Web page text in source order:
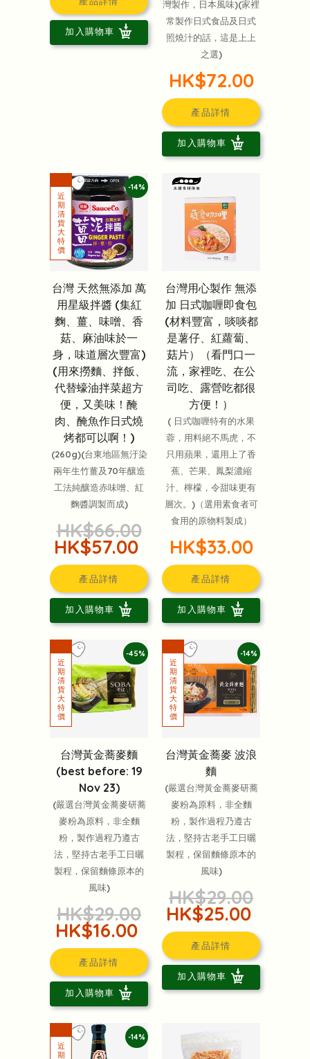
加入購物車
灣製作，日本風味)(家裡
常製作日式食品及日式
照燒汁的話，這是上上
之選)
HK$72.00
產品詳情
加入購物車
-14%
台灣 天然無添加 萬
用星級拌醬 (集紅
麴、薑、味噌、香
菇、麻油味於一
身，味道層次豐富)
(用來撈麵、拌飯、
代替蠔油拌菜超方
便，又美味！醃
肉、醃魚作日式燒
烤都可以啊！)
(260g)(台東地區無汙染
兩年生竹薑及70年釀造
工法純釀造赤味噌、紅
麴醬調製而成)
HK$66.00
HK$57.00
產品詳情
加入購物車
台灣用心製作 無添
加 日式咖喱即食包
(材料豐富，啖啖都
是薯仔、紅蘿蔔、
菇片）（看門口一
流，家裡吃、在公
司吃、露營吃都很
方便！）
( 日式咖喱特有的水果
蓉，用料絕不馬虎，不
只用蘋果，還用上了香
蕉、芒果、鳳梨濃縮
汁、檸檬，令甜味更有
層次。)（選用素食者可
食用的原物料製成）
HK$33.00
產品詳情
加入購物車
-45%
台灣黃金蕎麥麵
(best before: 19
Nov 23)
(嚴選台灣黃金蕎麥研蕎
麥粉為原料，非全麵
粉，製作過程乃遵古
法，堅持古老手工日曬
製程，保留麵條原本的
風味)
HK$29.00
HK$16.00
產品詳情
加入購物車
-14%
台灣黃金蕎麥 波浪
麵
(嚴選台灣黃金蕎麥研蕎
麥粉為原料，非全麵
粉，製作過程乃遵古
法，堅持古老手工日曬
製程，保留麵條原本的
風味)
HK$29.00
HK$25.00
產品詳情
加入購物車
-14%